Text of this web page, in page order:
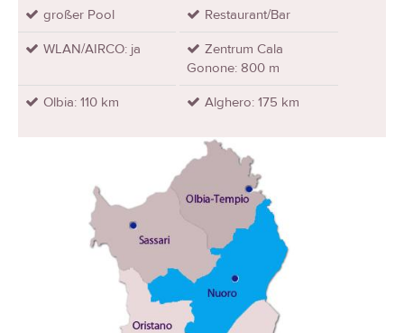
großer Pool
Restaurant/Bar
WLAN/AIRCO: ja
Zentrum Cala
Gonone: 800 m
Olbia: 110 km
Alghero: 175 km